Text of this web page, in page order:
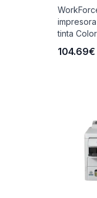
tinta
104.69€